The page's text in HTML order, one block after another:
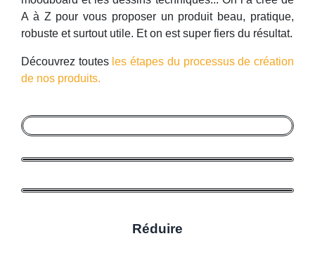
A à Z pour vous proposer un produit beau, pratique,
robuste et surtout utile. Et on est super fiers du résultat.
Découvrez toutes les étapes du processus de création
de nos produits.
Réduire